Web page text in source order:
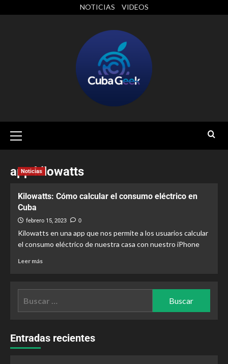
NOTICIAS VIDEOS
app kilowatts
Noticias
Kilowatts: Cómo calcular el consumo eléctrico en
Cuba
febrero 15, 2023 0
Kilowatts en una app que nos permite a los usuarios calcular
el consumo eléctrico de nuestra casa con nuestro iPhone
Leer más
Entradas recientes